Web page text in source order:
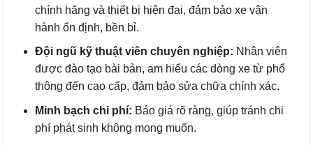
chính hãng và thiết bị hiện đại, đảm bảo xe vận
hành ổn định, bền bỉ.
Đội ngũ kỹ thuật viên chuyên nghiệp: Nhân viên
được đào tạo bài bản, am hiểu các dòng xe từ phổ
thông đến cao cấp, đảm bảo sửa chữa chính xác.
Minh bạch chi phí: Báo giá rõ ràng, giúp tránh chi
phí phát sinh không mong muốn.